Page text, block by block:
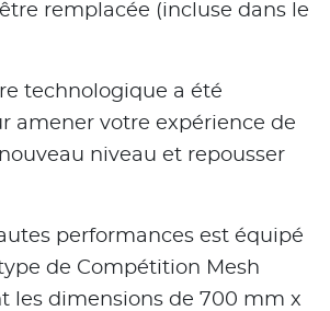
remplacée (incluse dans le
technologique a été
amener votre expérience de
niveau et repousser
performances est équipé
de Compétition Mesh
les dimensions de 700 mm x